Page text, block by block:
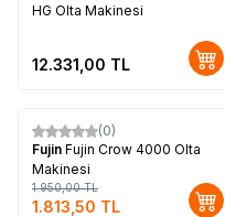
HG Olta Makinesi
12.331,00 TL
%7
(0)
Fujin Fujin Crow 4000 Olta
Makinesi
1.950,00TL
1.813,50 TL